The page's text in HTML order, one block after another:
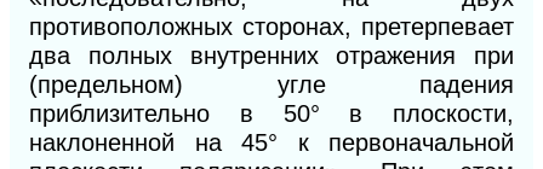
противоположных сторонах, претерпевает
два полных внутренних отражения при
(предельном) угле падения
приблизительно в 50° в плоскости,
наклоненной на 45° к первоначальной